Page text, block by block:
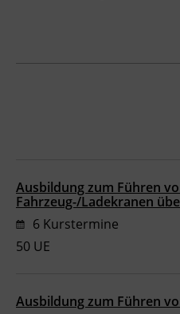
BFI Schwaz
Ausbildung zum Führen
Fahrzeug-/Ladekranen
6 Kurstermine
50 UE
Ausbildung zum Führen